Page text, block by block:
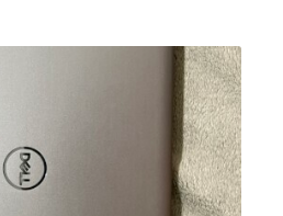
เปลี่ยนรุ่น หรือต้องการเงินด่วน เราจึง
รี ปราบปรามความยุ่งยากทั้งหลาย โดย
ทันทีเมื่อตกลงซื้อขายสำเร็จ บริการของเรา
า, Samsung ทุกรุ่น, iPad และแท็บเล็ต
าพใช้งานแล้ว ตกแต่งแล้ว หรือมีรอยบ้าง
ยู่แค่ยี่ห้อ แต่ขึ้นอยู่กับสภาพจริง ความครบ
คุณ เราจึงตั้งใจให้บริการในเขต
ะ, บางแค, วัชรพล, รามอินทรา, บางนา,
พล รามอินทรา รับซื้อไอแพดลาดพร้าว —
น๊ตบุ๊ค,รับซื้อไอโฟน, รับซื้อไอแพด, รับซื้อ
ครอบคลุมทั่วกรุงเทพ และพื้นที่ใกล้เคียง
ร รับซื้อแมคบุค,รับซื้อโน๊ตบุ๊ค,รับซื้อไอ
รือ รับซื้อแท็บเล็ต บริการครอบคลุมทั่ว
รับซื้อ iPad และแท็บเล็ตทุกแบรนด์ ทุก
ระสบการณ์เหนือระดับกับการ รับซื้อไอ
นดีต้อนรับสู่ “รับซื้อขายมือถือ.com”